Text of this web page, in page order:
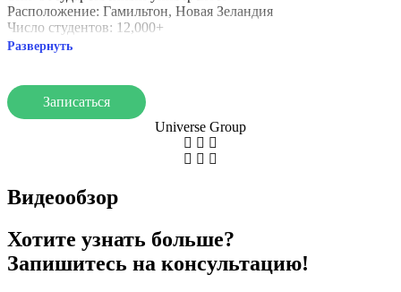
Расположение: Гамильтон, Новая Зеландия
Число студентов: 12,000+
Особенности:
Современный кампус и широкие возможности для студентов.
Репутация: Высокие позиции в мировых рейтингах.
University of Waikato предлагает качественное образование и
широкую поддержку студентов.
Развернуть
Записаться
Universe Group
Видеообзор
Хотите узнать больше?
Запишитесь на консультацию!